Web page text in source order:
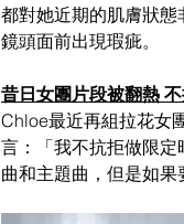
都對她近期的肌膚狀
鏡頭面前出現瑕疵。
昔日女團片段被翻熱
Chloe最近再組拉花女
言：「我不抗拒做限
曲和主題曲，但是如